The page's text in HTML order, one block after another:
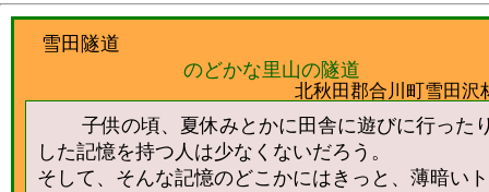
雪田隧道
のどかな里山の隧道
北秋田郡合川町雪田沢
子供の頃、夏休みとかに田舎に遊びに行った
した記憶を持つ人は少なくないだろう。
そして、そんな記憶のどこかにはきっと、薄暗いト